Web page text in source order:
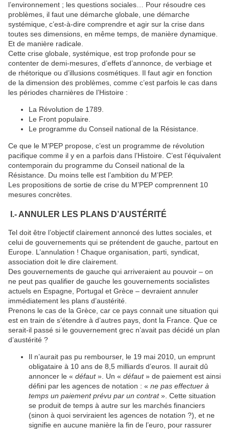
l’environnement ; les questions sociales… Pour résoudre ces
problèmes, il faut une démarche globale, une démarche
systémique, c’est-à-dire comprendre et agir sur la crise dans
toutes ses dimensions, en même temps, de manière dynamique.
Et de manière radicale.
Cette crise globale, systémique, est trop profonde pour se
contenter de demi-mesures, d’effets d’annonce, de verbiage et
de rhétorique ou d’illusions cosmétiques. Il faut agir en fonction
de la dimension des problèmes, comme c’est parfois le cas dans
les périodes charnières de l’Histoire :
La Révolution de 1789.
Le Front populaire.
Le programme du Conseil national de la Résistance.
Ce que le M’PEP propose, c’est un programme de révolution
pacifique comme il y en a parfois dans l’Histoire. C’est l’équivalent
contemporain du programme du Conseil national de la
Résistance. Du moins telle est l’ambition du M’PEP.
Les propositions de sortie de crise du M’PEP comprennent 10
mesures concrètes.
I.- ANNULER LES PLANS D’AUSTÉRITÉ
Tel doit être l’objectif clairement annoncé des luttes sociales, et
celui de gouvernements qui se prétendent de gauche, partout en
Europe. L’annulation ! Chaque organisation, parti, syndicat,
association doit le dire clairement.
Des gouvernements de gauche qui arriveraient au pouvoir – on
ne peut pas qualifier de gauche les gouvernements socialistes
actuels en Espagne, Portugal et Grèce – devraient annuler
immédiatement les plans d’austérité.
Prenons le cas de la Grèce, car ce pays connait une situation qui
est en train de s’étendre à d’autres pays, dont la France. Que ce
serait-il passé si le gouvernement grec n’avait pas décidé un plan
d’austérité ?
Il n’aurait pas pu rembourser, le 19 mai 2010, un emprunt
obligataire à 10 ans de 8,5 milliards d’euros. Il aurait dû
annoncer le « défaut». Un « défaut» de paiement est ainsi
défini par les agences de notation : « ne pas effectuer à
temps un paiement prévu par un contrat». Cette situation
se produit de temps à autre sur les marchés financiers
(sinon à quoi serviraient les agences de notation ?), et ne
signifie en aucune manière la fin de l’euro, pour rassurer